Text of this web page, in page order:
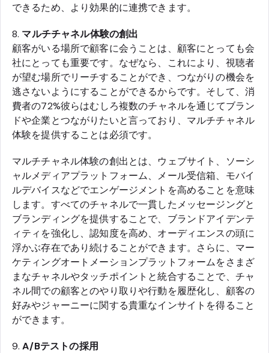
できるため、より効果的に連携できます。
8. マルチチャネル体験の創出
顧客がいる場所で顧客に会うことは、顧客にとっても会
社にとっても重要です。なぜなら、これにより、視聴者
が望む場所でリーチすることができ、つながりの機会を
逃さないようにすることができるからです。そして、消
費者の72%彼らはむしろ複数のチャネルを通じてブラン
ドや企業とつながりたいと言っており、マルチチャネル
体験を提供することは必須です。
マルチチャネル体験の創出とは、ウェブサイト、ソーシ
ャルメディアプラットフォーム、メール受信箱、モバイ
ルデバイスなどでエンゲージメントを高めることを意味
します。すべてのチャネルで一貫したメッセージングと
ブランディングを提供することで、ブランドアイデンテ
ィティを強化し、認知度を高め、オーディエンスの頭に
浮かぶ存在であり続けることができます。さらに、マー
ケティングオートメーションプラットフォームをさまざ
まなチャネルやタッチポイントと統合することで、チャ
ネル間での顧客とのやり取りや行動を履歴化し、顧客の
好みやジャーニーに関する貴重なインサイトを得ること
ができます。
9.A/Bテストの採用